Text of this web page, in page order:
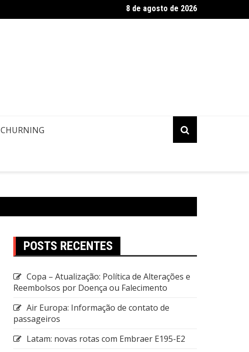
Air Europa: Informação de contato de passageiros
8 de agosto de 2026
CHURNING
POSTS RECENTES
Copa – Atualização: Política de Alterações e
Reembolsos por Doença ou Falecimento
Air Europa: Informação de contato de
passageiros
Latam: novas rotas com Embraer E195-E2